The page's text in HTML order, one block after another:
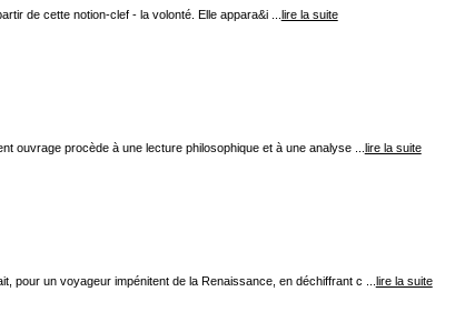
de cette notion-clef - la volonté. Elle appara&i ... lire la suite
ouvrage procède à une lecture philosophique et à une analyse ... lire la suite
pour un voyageur impénitent de la Renaissance, en déchiffrant c ... lire la suite